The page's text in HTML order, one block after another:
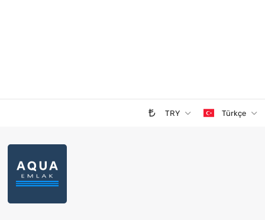
TRY Türkçe